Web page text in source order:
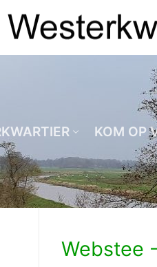
KOM OP
Webstee